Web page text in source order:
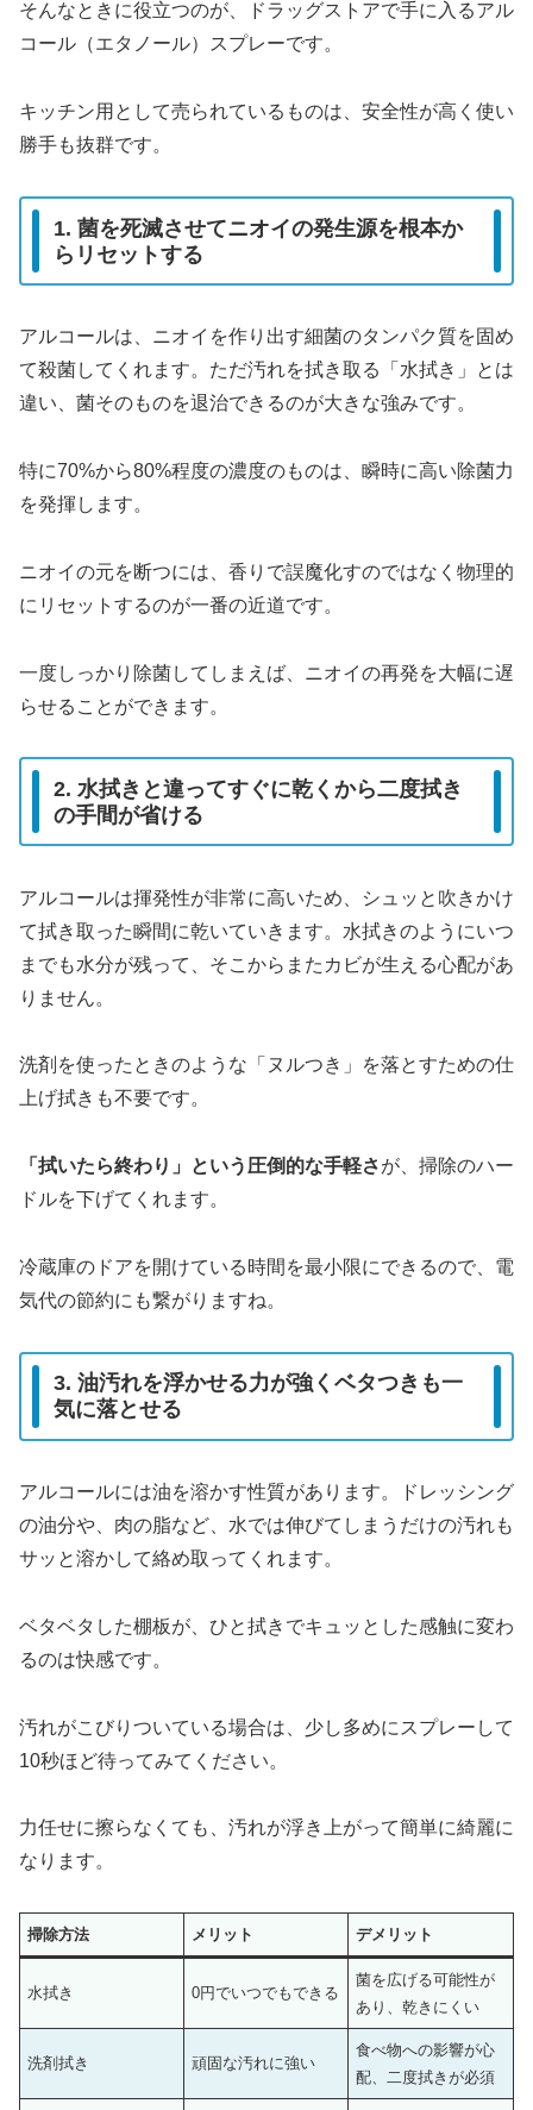
そんなときに役立つのが、ドラッグストアで手に入るアル
コール（エタノール）スプレーです。
キッチン用として売られているものは、安全性が高く使い
勝手も抜群です。
1. 菌を死滅させてニオイの発生源を根本か
らリセットする
アルコールは、ニオイを作り出す細菌のタンパク質を固め
て殺菌してくれます。ただ汚れを拭き取る「水拭き」とは
違い、菌そのものを退治できるのが大きな強みです。
特に70%から80%程度の濃度のものは、瞬時に高い除菌力
を発揮します。
ニオイの元を断つには、香りで誤魔化すのではなく物理的
にリセットするのが一番の近道です。
一度しっかり除菌してしまえば、ニオイの再発を大幅に遅
らせることができます。
2. 水拭きと違ってすぐに乾くから二度拭き
の手間が省ける
アルコールは揮発性が非常に高いため、シュッと吹きかけ
て拭き取った瞬間に乾いていきます。水拭きのようにいつ
までも水分が残って、そこからまたカビが生える心配があ
りません。
洗剤を使ったときのような「ヌルつき」を落とすための仕
上げ拭きも不要です。
「拭いたら終わり」という圧倒的な手軽さが、掃除のハー
ドルを下げてくれます。
冷蔵庫のドアを開けている時間を最小限にできるので、電
気代の節約にも繋がりますね。
3. 油汚れを浮かせる力が強くベタつきも一
気に落とせる
アルコールには油を溶かす性質があります。ドレッシング
の油分や、肉の脂など、水では伸びてしまうだけの汚れも
サッと溶かして絡め取ってくれます。
ベタベタした棚板が、ひと拭きでキュッとした感触に変わ
るのは快感です。
汚れがこびりついている場合は、少し多めにスプレーして
10秒ほど待ってみてください。
力任せに擦らなくても、汚れが浮き上がって簡単に綺麗に
なります。
掃除方法 メリット デメリット
水拭き 0円でいつでもできる
菌を広げる可能性が
あり、乾きにくい
洗剤拭き 頑固な汚れに強い
食べ物への影響が心
配、二度拭きが必須